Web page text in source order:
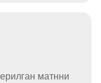
матнни